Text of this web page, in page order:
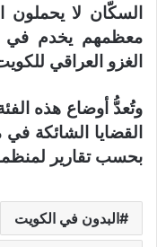
السكّان لا يحملون
معظمهم يخدم في
الغزو العراقي للكويت
وتُعدُّ أوضاع هذه
القضايا الشائكة
بحسب تقارير
البدون في الكويت